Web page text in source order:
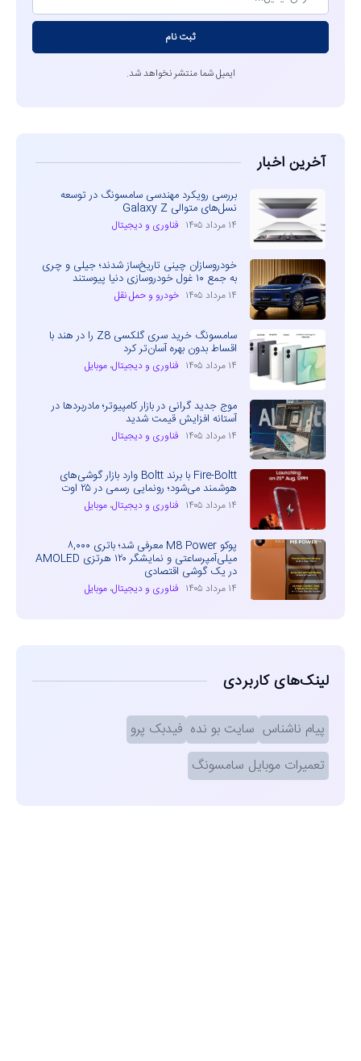
ثبت نام
ایمیل شما منتشر نخواهد شد.
آخرین اخبار
بررسی رویکرد مهندسی سامسونگ در توسعه
نسل‌های متوالی Galaxy Z
۱۴ مرداد ۱۴۰۵ فناوری و دیجیتال
خودروسازان چینی تاریخ‌ساز شدند؛ جیلی و چری
به جمع ۱۰ غول خودروسازی دنیا پیوستند
۱۴ مرداد ۱۴۰۵ خودرو و حمل نقل
سامسونگ خرید سری گلکسی Z8 را در هند با
اقساط بدون بهره آسان‌تر کرد
۱۴ مرداد ۱۴۰۵ فناوری و دیجیتال، موبایل
موج جدید گرانی در بازار کامپیوتر؛ مادربردها در
آستانه افزایش قیمت شدید
۱۴ مرداد ۱۴۰۵ فناوری و دیجیتال
Fire-Boltt با برند Boltt وارد بازار گوشی‌های
هوشمند می‌شود؛ رونمایی رسمی در ۲۵ اوت
۱۴ مرداد ۱۴۰۵ فناوری و دیجیتال، موبایل
پوکو M8 Power معرفی شد؛ باتری ۸,۰۰۰
میلی‌آمپرساعتی و نمایشگر ۱۲۰ هرتزی AMOLED
در یک گوشی اقتصادی
۱۴ مرداد ۱۴۰۵ فناوری و دیجیتال، موبایل
لینک‌های کاربردی
پیام ناشناس سایت بو نده فیدبک پرو
تعمیرات موبایل سامسونگ